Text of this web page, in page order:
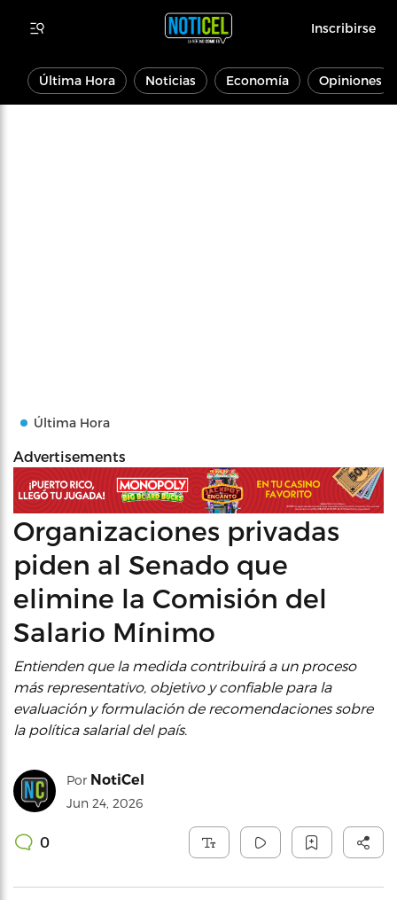
Inscribirse
Última Hora Noticias Economía Opiniones
Última Hora
Advertisements
Organizaciones privadas
piden al Senado que
elimine la Comisión del
Salario Mínimo
Entienden que la medida contribuirá a un proceso
más representativo, objetivo y confiable para la
evaluación y formulación de recomendaciones sobre
la política salarial del país.
Por NotiCel
Jun 24, 2026
0